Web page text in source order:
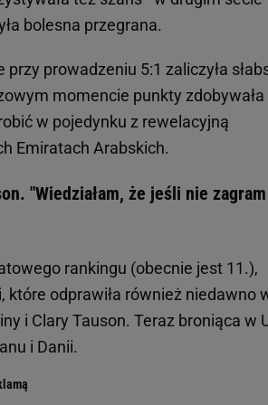
bolesna przegrana.
przy prowadzeniu 5:1 zaliczyła
momencie punkty zdobywała
w pojedynku z rewelacyjną
Emiratach Arabskich.
"Wiedziałam, że jeśli nie zagram
rankingu (obecnie jest 11.),
odprawiła również niedawno
i Clary Tauson. Teraz broniąca w
i Danii.